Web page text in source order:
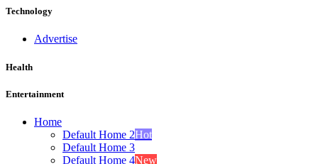
Technology
Advertise
Health
Entertainment
Home
Default Home 2Hot
Default Home 3
Default Home 4New